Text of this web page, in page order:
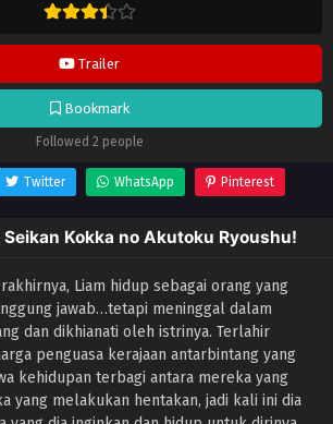
Trailer
Bookmark
Followed 2 people
Twitter WhatsApp Pinterest
Kokka no Akutoku Ryoushu!
Liam hidup sebagai orang yang
jawab…tetapi meninggal dalam
dan dikhianati oleh istrinya. Terlahir
penguasa kerajaan antarbintang yang
kehidupan terbagi antara mereka yang
yang melakukan hentakan, jadi kali ini dia